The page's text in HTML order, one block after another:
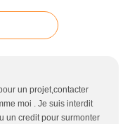
un projet,contacter
moi . Je suis interdit
un credit pour surmonter